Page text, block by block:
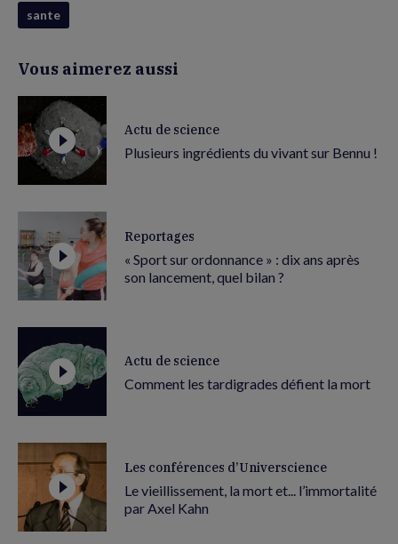
sante
Vous aimerez aussi
Actu de science
Plusieurs ingrédients du vivant sur Bennu !
Reportages
« Sport sur ordonnance » : dix ans après
son lancement, quel bilan ?
Actu de science
Comment les tardigrades défient la mort
Les conférences d’Universcience
Le vieillissement, la mort et... l’immortalité
par Axel Kahn